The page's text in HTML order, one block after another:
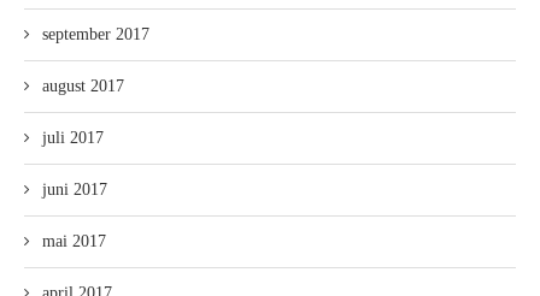
september 2017
august 2017
juli 2017
juni 2017
mai 2017